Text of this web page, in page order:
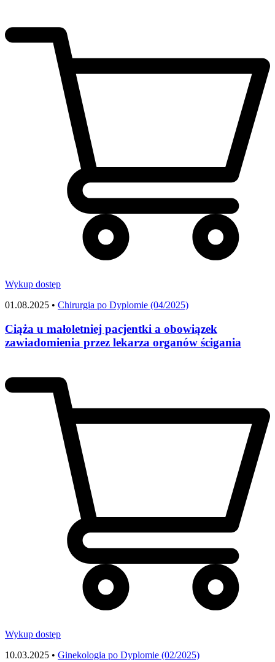
Wykup dostęp
01.08.2025 • Chirurgia po Dyplomie (04/2025)
Ciąża u małoletniej pacjentki a obowiązek
zawiadomienia przez lekarza organów ścigania
Wykup dostęp
10.03.2025 • Ginekologia po Dyplomie (02/2025)